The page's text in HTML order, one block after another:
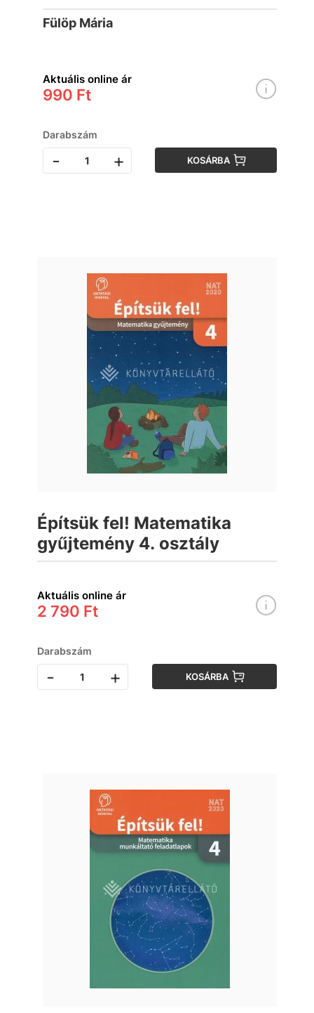
Fülöp Mária
Aktuális online ár
990 Ft
Darabszám
- + KOSÁRBA
Építsük fel! Matematika
gyűjtemény 4. osztály
Aktuális online ár
2 790 Ft
Darabszám
- + KOSÁRBA